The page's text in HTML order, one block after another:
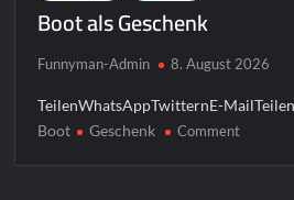
Boot als Geschenk
Funnyman-Admin 8. August 2026
TeilenWhatsAppTwitternE-
Boot
Geschenk Commenton